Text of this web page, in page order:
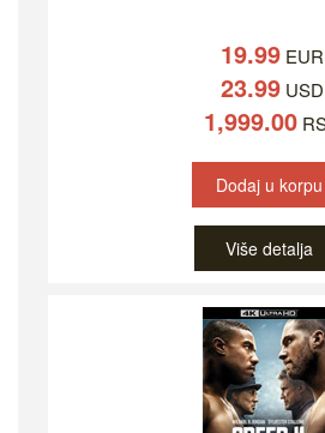
19.99EUR
23.99USD
1,999.00
Dodaj u korpu
Više detalja